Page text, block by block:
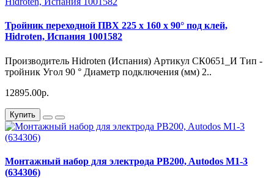
Тройник переходной ПВХ 225 х 160 х 90° под клей,
Hidroten, Испания 1001582
Производитель Hidroten (Испания) Артикул СК0651_И Тип -
тройник Угол 90 ° Диаметр подключения (мм) 2..
12895.00р.
Купить
Монтажный набор для электрода PB200, Autodos M1-3
(634306)